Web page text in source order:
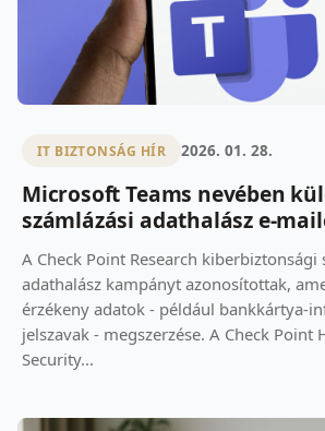
IT BIZTONSÁG HÍR 2026. 01. 28.
Microsoft Teams nevében
számlázási adathalász e-
A Check Point Research kiberbiztonsági
adathalász kampányt azonosítottak,
érzékeny adatok - például bankkártya-
jelszavak - megszerzése. A Check Point
Security...